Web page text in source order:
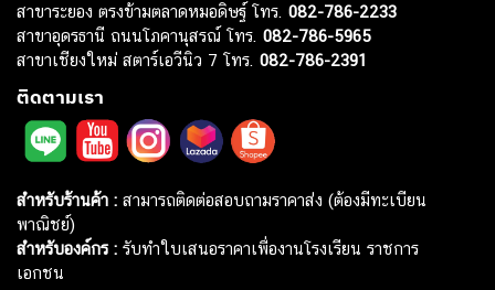
สาขาระยอง ตรงข้ามตลาดหมอดิษฐ์ โทร. 082-786-2233
สาขาอุดรธานี ถนนโภคานุสรณ์ โทร. 082-786-5965
สาขาเชียงใหม่ สตาร์เอวีนิว 7 โทร. 082-786-2391
ติดตามเรา
สำหรับร้านค้า : สามารถติดต่อสอบถามราคาส่ง (ต้องมีทะเบียน
พาณิชย์)
สำหรับองค์กร : รับทำใบเสนอราคาเพื่องานโรงเรียน ราชการ
เอกชน